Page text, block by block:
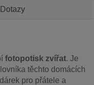
Dotazy
fotopotisk zvířat. Je
těchto domácích
pro přátele a